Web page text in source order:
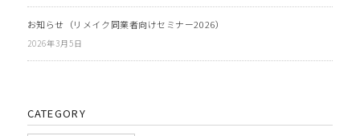
お知らせ（リメイク同業者向けセミナー2026）
2026年3月5日
CATEGORY